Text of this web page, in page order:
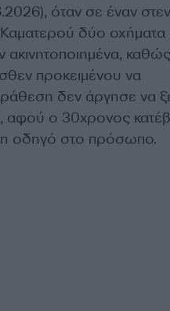
όταν σε έναν
Καματερού δύο οχήματα
ακινητοποιημένα, καθώς
προκειμένου να
δεν άργησε να
αφού ο 30χρονος
οδηγό στο πρόσωπο.